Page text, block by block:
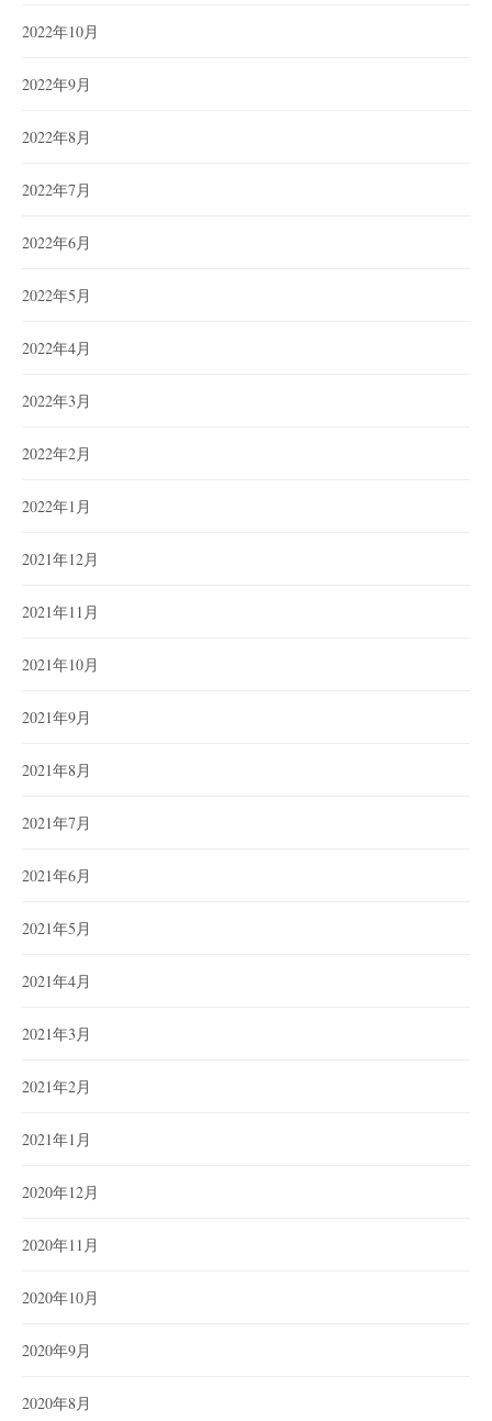
2022年10月
2022年9月
2022年8月
2022年7月
2022年6月
2022年5月
2022年4月
2022年3月
2022年2月
2022年1月
2021年12月
2021年11月
2021年10月
2021年9月
2021年8月
2021年7月
2021年6月
2021年5月
2021年4月
2021年3月
2021年2月
2021年1月
2020年12月
2020年11月
2020年10月
2020年9月
2020年8月